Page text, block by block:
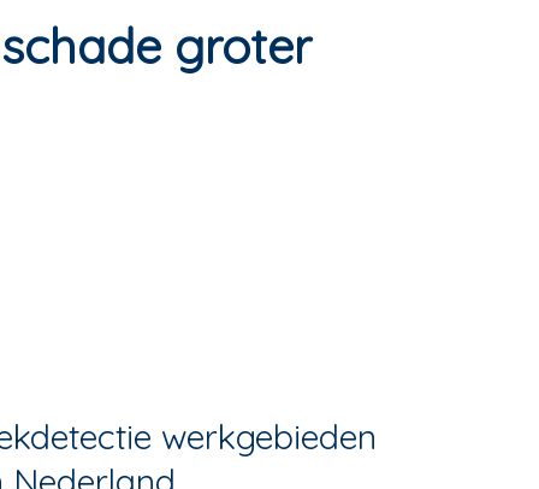
groter
werkgebieden